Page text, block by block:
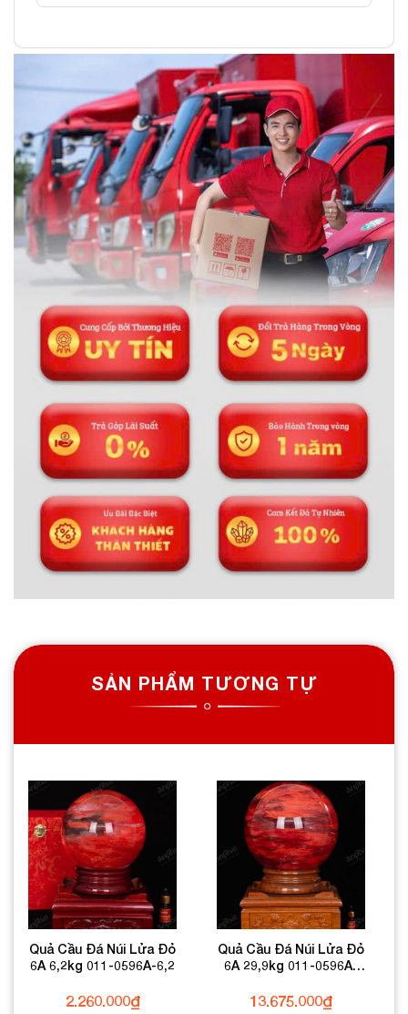
SẢN PHẨM TƯƠNG TỰ
Quả Cầu Đá Núi Lửa Đỏ
6A 6,2kg 011-0596A-6,2
2.260.000₫
Quả Cầu Đá Núi Lửa Đỏ
6A 29,9kg 011-0596A-
13.675.000₫